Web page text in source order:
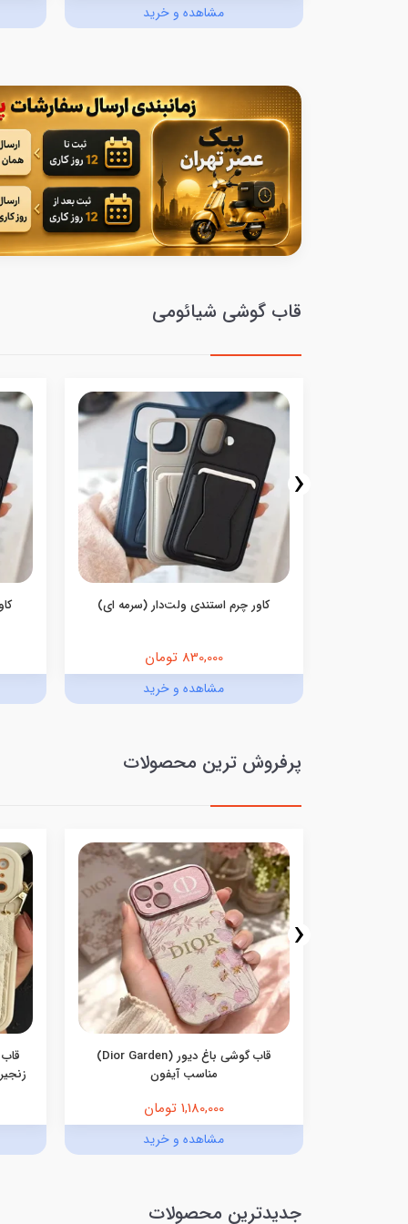
مشاهده و خرید
قاب گوشی شیائومی
کاور چرم استندی ولت‌دار (سرمه ای)
830,000 تومان
مشاهده و خرید
‹
پرفروش ترین محصولات
قاب گوشی باغ دیور (Dior Garden)
مناسب آیفون
1,180,000 تومان
مشاهده و خرید
‹
جدیدترین محصولات